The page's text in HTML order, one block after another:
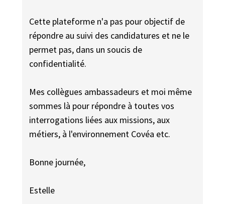
Cette plateforme n'a pas pour objectif de
répondre au suivi des candidatures et ne le
permet pas, dans un soucis de
confidentialité.
Mes collègues ambassadeurs et moi même
sommes là pour répondre à toutes vos
interrogations liées aux missions, aux
métiers, à l'environnement Covéa etc.
Bonne journée,
Estelle